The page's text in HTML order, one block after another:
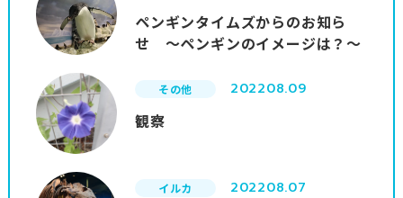
ペンギンタイムズからのお知ら
せ ～ペンギンのイメージは？～
その他 202208.09
観察
イルカ 202208.07